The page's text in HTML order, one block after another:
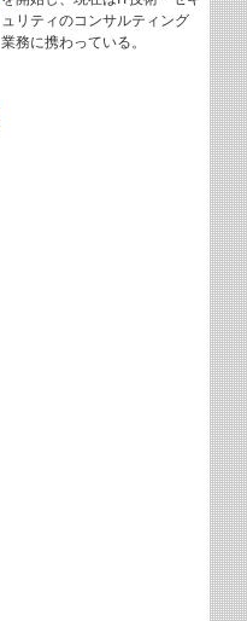
ュリティのコンサルティング
業務に携わっている。